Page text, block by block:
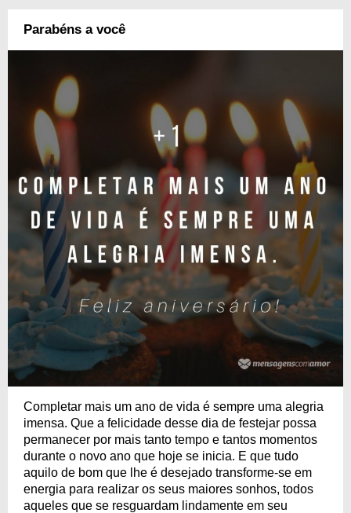
Parabéns a você
Completar mais um ano de vida é sempre uma alegria
imensa. Que a felicidade desse dia de festejar possa
permanecer por mais tanto tempo e tantos momentos
durante o novo ano que hoje se inicia. E que tudo
aquilo de bom que lhe é desejado transforme-se em
energia para realizar os seus maiores sonhos, todos
aqueles que se resguardam lindamente em seu